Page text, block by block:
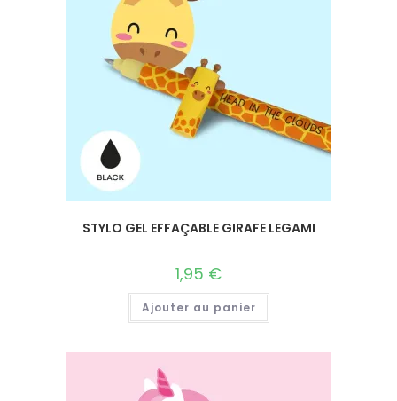
STYLO GEL EFFAÇABLE GIRAFE LEGAMI
1,95 €
Ajouter au panier